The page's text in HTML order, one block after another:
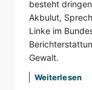
besteht
Akbulut,
Linke im
Gewalt.
Weiterlesen